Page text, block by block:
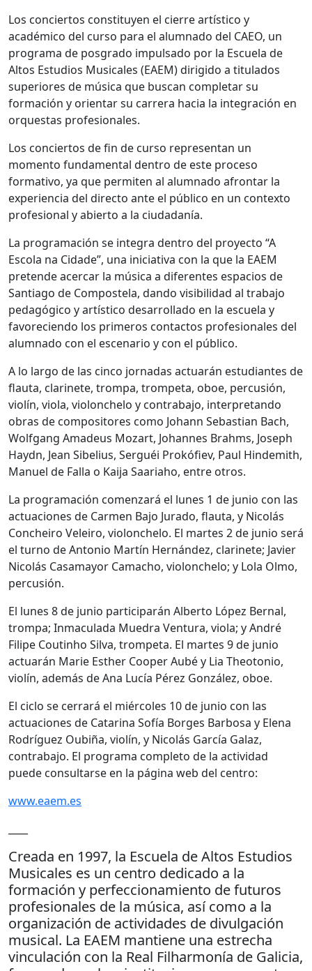
Los conciertos constituyen el cierre artístico y
académico del curso para el alumnado del CAEO, un
programa de posgrado impulsado por la Escuela de
Altos Estudios Musicales (EAEM) dirigido a titulados
superiores de música que buscan completar su
formación y orientar su carrera hacia la integración en
orquestas profesionales.
Los conciertos de fin de curso representan un
momento fundamental dentro de este proceso
formativo, ya que permiten al alumnado afrontar la
experiencia del directo ante el público en un contexto
profesional y abierto a la ciudadanía.
La programación se integra dentro del proyecto “A
Escola na Cidade”, una iniciativa con la que la EAEM
pretende acercar la música a diferentes espacios de
Santiago de Compostela, dando visibilidad al trabajo
pedagógico y artístico desarrollado en la escuela y
favoreciendo los primeros contactos profesionales del
alumnado con el escenario y con el público.
A lo largo de las cinco jornadas actuarán estudiantes de
flauta, clarinete, trompa, trompeta, oboe, percusión,
violín, viola, violonchelo y contrabajo, interpretando
obras de compositores como Johann Sebastian Bach,
Wolfgang Amadeus Mozart, Johannes Brahms, Joseph
Haydn, Jean Sibelius, Serguéi Prokófiev, Paul Hindemith,
Manuel de Falla o Kaija Saariaho, entre otros.
La programación comenzará el lunes 1 de junio con las
actuaciones de Carmen Bajo Jurado, flauta, y Nicolás
Concheiro Veleiro, violonchelo. El martes 2 de junio será
el turno de Antonio Martín Hernández, clarinete; Javier
Nicolás Casamayor Camacho, violonchelo; y Lola Olmo,
percusión.
El lunes 8 de junio participarán Alberto López Bernal,
trompa; Inmaculada Muedra Ventura, viola; y André
Filipe Coutinho Silva, trompeta. El martes 9 de junio
actuarán Marie Esther Cooper Aubé y Lia Theotonio,
violín, además de Ana Lucía Pérez González, oboe.
El ciclo se cerrará el miércoles 10 de junio con las
actuaciones de Catarina Sofía Borges Barbosa y Elena
Rodríguez Oubiña, violín, y Nicolás García Galaz,
contrabajo. El programa completo de la actividad
puede consultarse en la página web del centro:
www.eaem.es
Creada en 1997, la Escuela de Altos Estudios
Musicales es un centro dedicado a la
formación y perfeccionamiento de futuros
profesionales de la música, así como a la
organización de actividades de divulgación
musical. La EAEM mantiene una estrecha
vinculación con la Real Filharmonía de Galicia,